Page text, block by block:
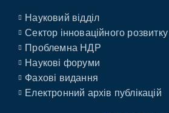
Науковий відділ
Сектор інноваційного розвитку
Проблемна НДР
Наукові форуми
Фахові видання
Електронний архів публікацій